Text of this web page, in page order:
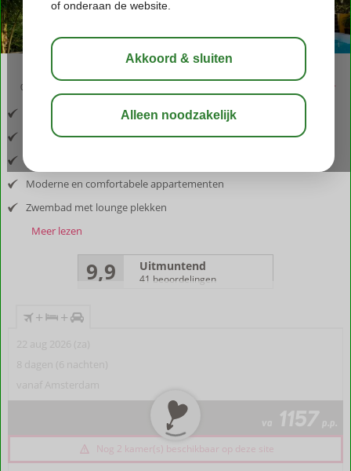
09:00 bewaar
Inclusief vlucht en huurauto
Midden in de natuur
Moderne en comfortabele appartementen
Zwembad met lounge plekken
Meer lezen
9,9 Uitmuntend
41 beoordelingen
+ +
22 aug 2026 (za)
8 dagen (6 nachten)
vanaf Amsterdam
va 1157 p.p.
Nog 2 kamer(s) beschikbaar op deze site